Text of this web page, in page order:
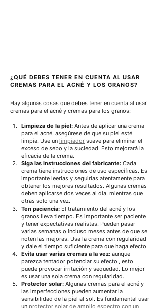
¿QUÉ DEBES TENER EN CUENTA AL USAR
CREMAS PARA EL ACNÉ Y LOS GRANOS?
Hay algunas cosas que debes tener en cuenta al usar
cremas para el acné y cremas para los granos:
Limpieza de la piel: Antes de aplicar una crema
para el acné, asegúrese de que su piel esté
limpia. Use un limpiador suave para eliminar el
exceso de sebo y la suciedad. Esto mejorará la
eficacia de la crema.
Siga las instrucciones del fabricante: Cada
crema tiene instrucciones de uso específicas. Es
importante leerlas y seguirlas atentamente para
obtener los mejores resultados. Algunas cremas
deben aplicarse dos veces al día, mientras que
otras solo una vez.
Ten paciencia: El tratamiento del acné y los
granos lleva tiempo. Es importante ser paciente
y tener expectativas realistas. Pueden pasar
varias semanas o incluso meses antes de que se
noten las mejoras. Usa la crema con regularidad
y dale el tiempo suficiente para que haga efecto.
Evita usar varias cremas a la vez: aunque
parezca tentador potenciar su efecto , esto
puede provocar irritación y sequedad. Lo mejor
es usar una sola crema con regularidad.
Protector solar: Algunas cremas para el acné y
las imperfecciones pueden aumentar la
sensibilidad de la piel al sol. Es fundamental usar
un protector solar de amplio espectro con un